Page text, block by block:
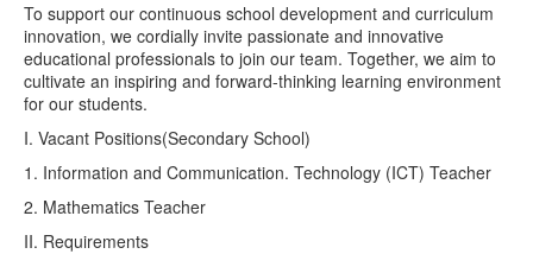
To support our continuous school development and curriculum
innovation, we cordially invite passionate and innovative
educational professionals to join our team. Together, we aim to
cultivate an inspiring and forward-thinking learning environment
for our students.
I. Vacant Positions(Secondary School)
1. Information and Communication. Technology (ICT) Teacher
2. Mathematics Teacher
II. Requirements